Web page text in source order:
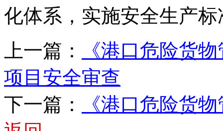
化体系，实施安全生产
上一篇：
《港口危险货
项目安全审查
下一篇：
《港口危险货